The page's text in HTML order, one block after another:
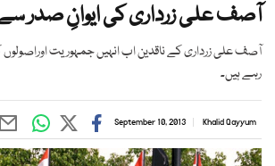
آصف علی زرداری کی ایوانِ صدر
آصف علی زرداری کے ناقدین اب انہیں جمہوریت اوراصولوں
رہے ہیں۔
Khalid Qayyum
September 10, 2013